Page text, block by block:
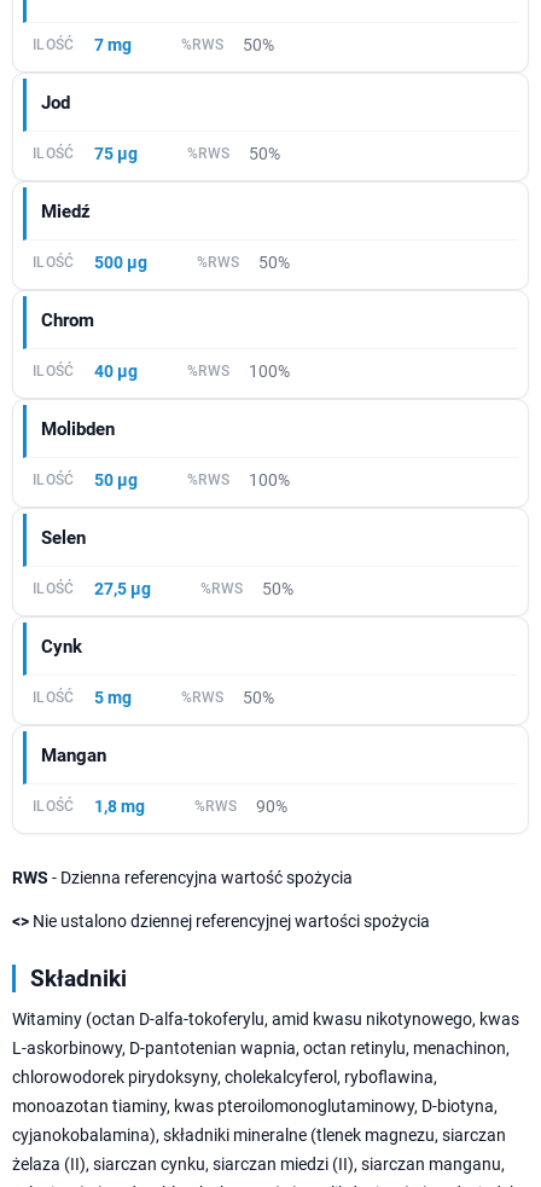
7 mg 50%
Jod
75 µg 50%
Miedź
500 µg 50%
Chrom
40 µg 100%
Molibden
50 µg 100%
Selen
27,5 µg 50%
Cynk
5 mg 50%
Mangan
1,8 mg 90%
RWS - Dzienna referencyjna wartość spożycia
<> Nie ustalono dziennej referencyjnej wartości spożycia
Składniki
Witaminy (octan D-alfa-tokoferylu, amid kwasu nikotynowego, kwas
L-askorbinowy, D-pantotenian wapnia, octan retinylu, menachinon,
chlorowodorek pirydoksyny, cholekalcyferol, ryboflawina,
monoazotan tiaminy, kwas pteroilomonoglutaminowy, D-biotyna,
cyjanokobalamina), składniki mineralne (tlenek magnezu, siarczan
żelaza (II), siarczan cynku, siarczan miedzi (II), siarczan manganu,